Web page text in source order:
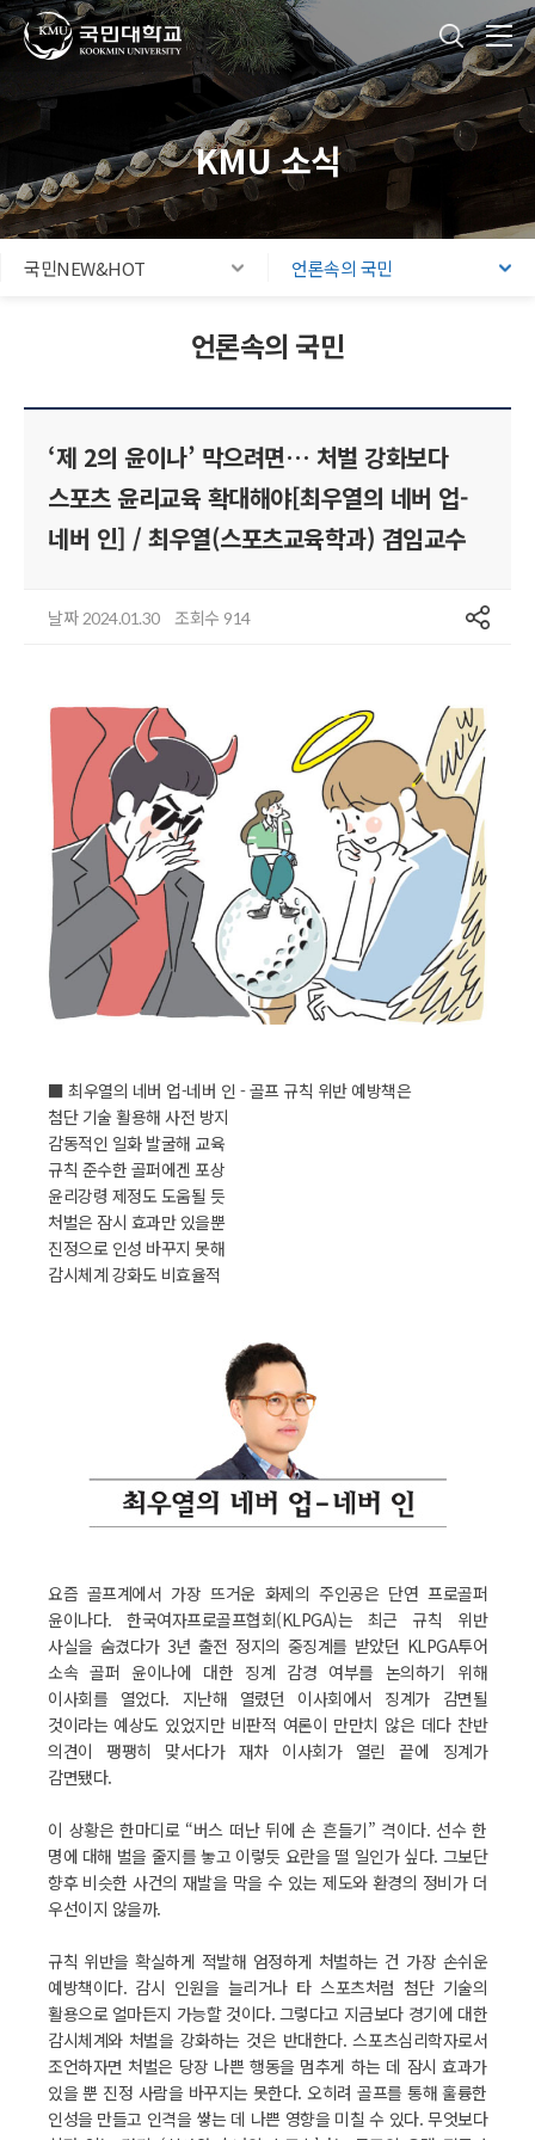
주메뉴 바로가기
본문내용 바로가기
푸터 바로가기
국민대학교
KMU 소식
국민NEW&HOT 언론속의 국민
언론속의 국민
‘제 2의 윤이나’ 막으려면… 처벌 강화보다
스포츠 윤리교육 확대해야[최우열의 네버 업-
네버 인] / 최우열(스포츠교육학과) 겸임교수
날짜 2024.01.30 조회수 914 공유
■ 최우열의 네버 업-네버 인 - 골프 규칙 위반 예방책은
첨단 기술 활용해 사전 방지
감동적인 일화 발굴해 교육
규칙 준수한 골퍼에겐 포상
윤리강령 제정도 도움될 듯
처벌은 잠시 효과만 있을뿐
진정으로 인성 바꾸지 못해
감시체계 강화도 비효율적
요즘 골프계에서 가장 뜨거운 화제의 주인공은 단연 프로골퍼
윤이나다. 한국여자프로골프협회(KLPGA)는 최근 규칙 위반
사실을 숨겼다가 3년 출전 정지의 중징계를 받았던 KLPGA투어
소속 골퍼 윤이나에 대한 징계 감경 여부를 논의하기 위해
이사회를 열었다. 지난해 열렸던 이사회에서 징계가 감면될
것이라는 예상도 있었지만 비판적 여론이 만만치 않은 데다 찬반
의견이 팽팽히 맞서다가 재차 이사회가 열린 끝에 징계가
감면됐다.
이 상황은 한마디로 “버스 떠난 뒤에 손 흔들기” 격이다. 선수 한
명에 대해 벌을 줄지를 놓고 이렇듯 요란을 떨 일인가 싶다. 그보단
향후 비슷한 사건의 재발을 막을 수 있는 제도와 환경의 정비가 더
우선이지 않을까.
규칙 위반을 확실하게 적발해 엄정하게 처벌하는 건 가장 손쉬운
예방책이다. 감시 인원을 늘리거나 타 스포츠처럼 첨단 기술의
활용으로 얼마든지 가능할 것이다. 그렇다고 지금보다 경기에 대한
감시체계와 처벌을 강화하는 것은 반대한다. 스포츠심리학자로서
조언하자면 처벌은 당장 나쁜 행동을 멈추게 하는 데 잠시 효과가
있을 뿐 진정 사람을 바꾸지는 못한다. 오히려 골프를 통해 훌륭한
인성을 만들고 인격을 쌓는 데 나쁜 영향을 미칠 수 있다. 무엇보다